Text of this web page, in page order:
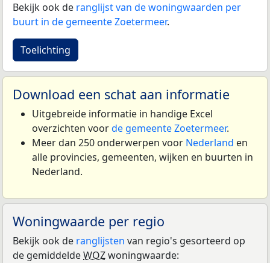
Bekijk ook de ranglijst van de woningwaarden per
buurt in de gemeente Zoetermeer.
Toelichting
Download een schat aan informatie
Uitgebreide informatie in handige Excel
overzichten voorde gemeente Zoetermeer.
Meer dan 250 onderwerpen voor Nederland en
alle provincies, gemeenten, wijken en buurten in
Nederland.
Woningwaarde per regio
Bekijk ook de ranglijsten van regio's gesorteerd op
de gemiddeldeWOZwoningwaarde: